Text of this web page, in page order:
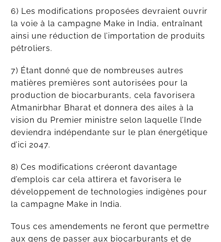
6) Les modifications proposées devraient ouvrir
la voie à la campagne Make in India, entraînant
ainsi une réduction de l’importation de produits
pétroliers.
7) Étant donné que de nombreuses autres
matières premières sont autorisées pour la
production de biocarburants, cela favorisera
Atmanirbhar Bharat et donnera des ailes à la
vision du Premier ministre selon laquelle l’Inde
deviendra indépendante sur le plan énergétique
d’ici 2047.
8) Ces modifications créeront davantage
d’emplois car cela attirera et favorisera le
développement de technologies indigènes pour
la campagne Make in India.
Tous ces amendements ne feront que permettre
aux gens de passer aux biocarburants et de